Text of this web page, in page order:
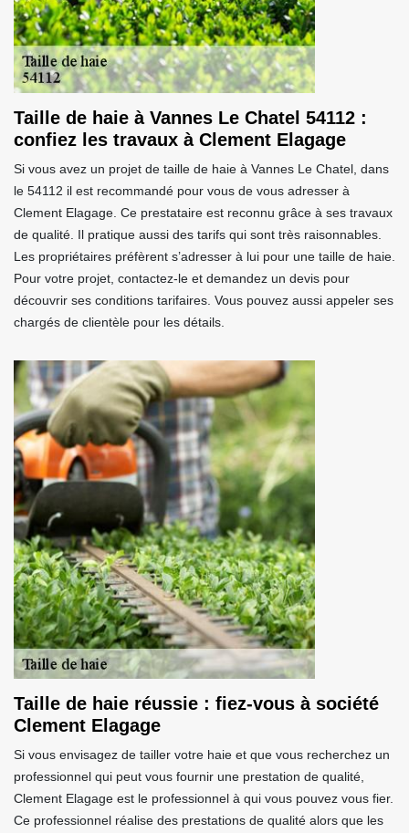
Taille de haie à Vannes Le Chatel 54112 :
confiez les travaux à Clement Elagage
Si vous avez un projet de taille de haie à Vannes Le Chatel, dans
le 54112 il est recommandé pour vous de vous adresser à
Clement Elagage. Ce prestataire est reconnu grâce à ses travaux
de qualité. Il pratique aussi des tarifs qui sont très raisonnables.
Les propriétaires préfèrent s’adresser à lui pour une taille de haie.
Pour votre projet, contactez-le et demandez un devis pour
découvrir ses conditions tarifaires. Vous pouvez aussi appeler ses
chargés de clientèle pour les détails.
Taille de haie réussie : fiez-vous à société
Clement Elagage
Si vous envisagez de tailler votre haie et que vous recherchez un
professionnel qui peut vous fournir une prestation de qualité,
Clement Elagage est le professionnel à qui vous pouvez vous fier.
Ce professionnel réalise des prestations de qualité alors que les